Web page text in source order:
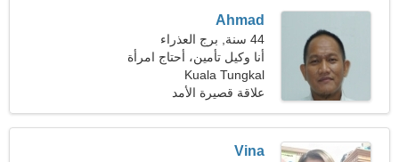
Ahmad
44 سنة, برج العذراء
أنا وكيل تأمين، أحتاج امرأة
رشيقة
Kuala Tungkal
علاقة قصيرة الأمد
Vina